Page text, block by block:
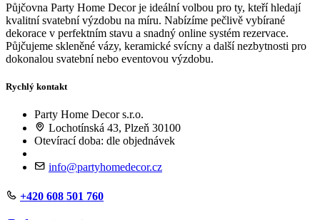
Půjčovna Party Home Decor je ideální volbou pro ty, kteří hledají
kvalitní svatební výzdobu na míru. Nabízíme pečlivě vybírané
dekorace v perfektním stavu a snadný online systém rezervace.
Půjčujeme skleněné vázy, keramické svícny a další nezbytnosti pro
dokonalou svatební nebo eventovou výzdobu.
Rychlý kontakt
Party Home Decor s.r.o.
Lochotínská 43, Plzeň 30100
Otevírací doba: dle objednávek
info@partyhomedecor.cz
+420 608 501 760